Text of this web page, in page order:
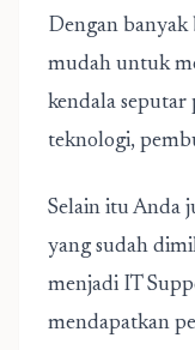
Dengan banyak
mudah untuk
kendala seputar
teknologi,
Selain itu Anda
yang sudah
menjadi IT
mendapatkan